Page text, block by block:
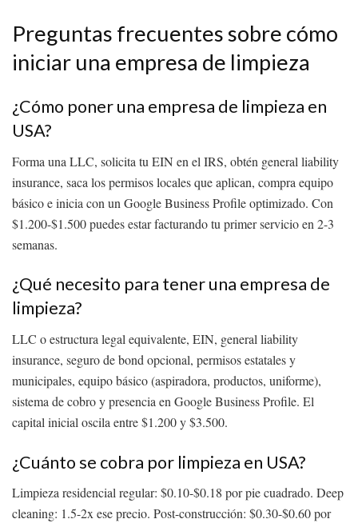
Preguntas frecuentes sobre cómo
iniciar una empresa de limpieza
¿Cómo poner una empresa de limpieza en
USA?
Forma una LLC, solicita tu EIN en el IRS, obtén general liability
insurance, saca los permisos locales que aplican, compra equipo
básico e inicia con un Google Business Profile optimizado. Con
$1.200-$1.500 puedes estar facturando tu primer servicio en 2-3
semanas.
¿Qué necesito para tener una empresa de
limpieza?
LLC o estructura legal equivalente, EIN, general liability
insurance, seguro de bond opcional, permisos estatales y
municipales, equipo básico (aspiradora, productos, uniforme),
sistema de cobro y presencia en Google Business Profile. El
capital inicial oscila entre $1.200 y $3.500.
¿Cuánto se cobra por limpieza en USA?
Limpieza residencial regular: $0.10-$0.18 por pie cuadrado. Deep
cleaning: 1.5-2x ese precio. Post-construcción: $0.30-$0.60 por